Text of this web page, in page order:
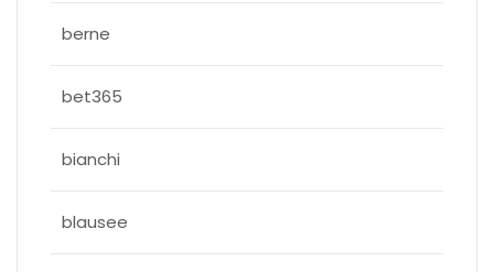
berne
bet365
bianchi
blausee